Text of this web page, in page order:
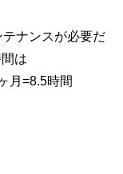
ナンスが必要だ
は
月=8.5時間